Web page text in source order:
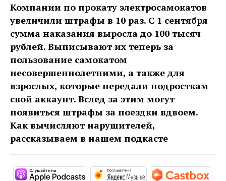
Компании по прокату электросамокатов
увеличили штрафы в 10 раз. С 1 сентября
сумма наказания выросла до 100 тысяч
рублей. Выписывают их теперь за
пользование самокатом
несовершеннолетними, а также для
взрослых, которые передали подросткам
свой аккаунт. Вслед за этим могут
появиться штрафы за поездки вдвоем.
Как вычисляют нарушителей,
рассказываем в нашем подкасте
https://podcasts.apple.com/ru/
https://